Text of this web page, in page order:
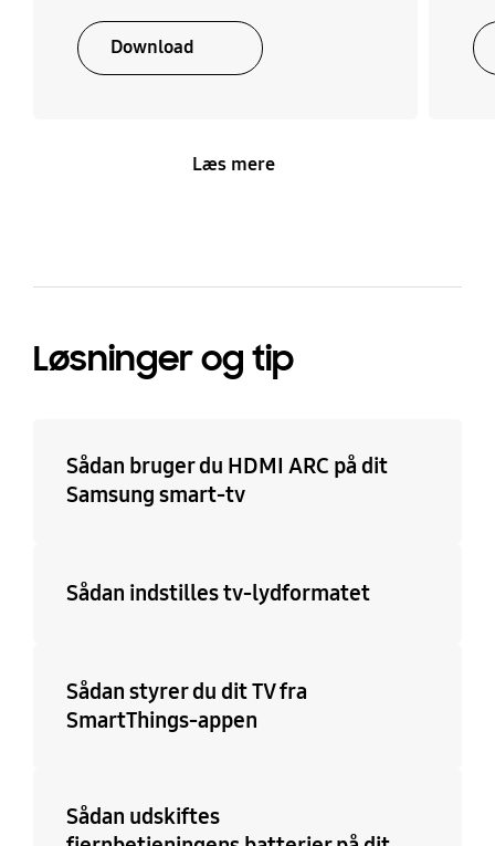
Download
Læs mere
Løsninger og tip
Sådan bruger du HDMI ARC på dit
Samsung smart-tv
Sådan indstilles tv-lydformatet
Sådan styrer du dit TV fra
SmartThings-appen
Sådan udskiftes